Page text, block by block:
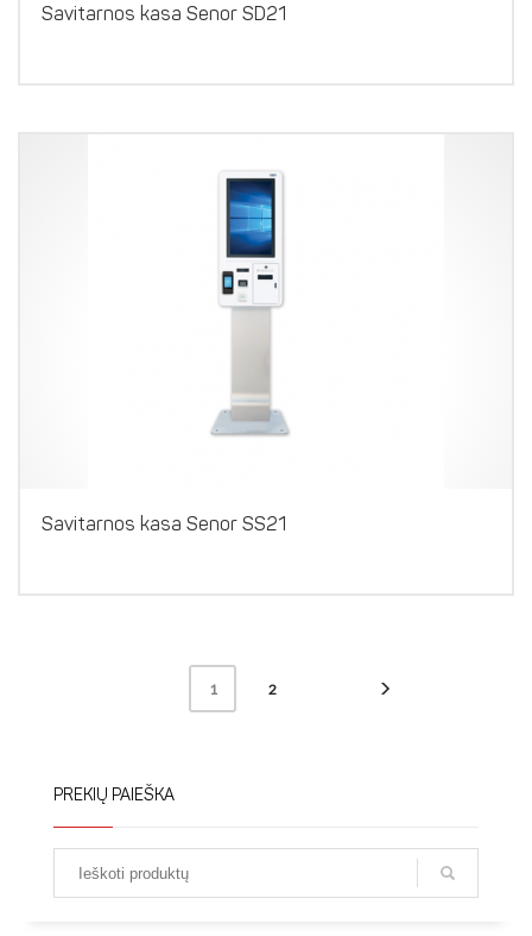
Savitarnos kasa Senor SD21
Savitarnos kasa Senor SS21
1 2
PREKIŲ PAIEŠKA